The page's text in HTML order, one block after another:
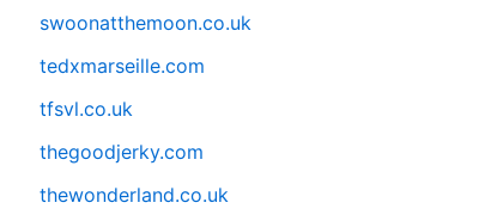
swoonatthemoon.co.uk
tedxmarseille.com
tfsvl.co.uk
thegoodjerky.com
thewonderland.co.uk